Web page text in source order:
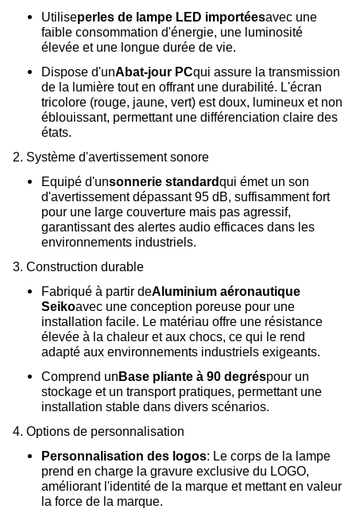
Utiliseperles de lampe LED importéesavec une
faible consommation d'énergie, une luminosité
élevée et une longue durée de vie.
Dispose d'unAbat-jour PCqui assure la transmission
de la lumière tout en offrant une durabilité. L'écran
tricolore (rouge, jaune, vert) est doux, lumineux et non
éblouissant, permettant une différenciation claire des
états.
2. Système d'avertissement sonore
Equipé d'unsonnerie standardqui émet un son
d'avertissement dépassant 95 dB, suffisamment fort
pour une large couverture mais pas agressif,
garantissant des alertes audio efficaces dans les
environnements industriels.
3. Construction durable
Fabriqué à partir deAluminium aéronautique
Seikoavec une conception poreuse pour une
installation facile. Le matériau offre une résistance
élevée à la chaleur et aux chocs, ce qui le rend
adapté aux environnements industriels exigeants.
Comprend unBase pliante à 90 degréspour un
stockage et un transport pratiques, permettant une
installation stable dans divers scénarios.
4. Options de personnalisation
Personnalisation des logos: Le corps de la lampe
prend en charge la gravure exclusive du LOGO,
améliorant l'identité de la marque et mettant en valeur
la force de la marque.